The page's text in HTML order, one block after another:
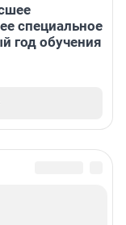
специальное
год обучения